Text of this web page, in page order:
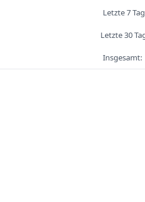
Letzte 7
Letzte 30
Insgesamt: